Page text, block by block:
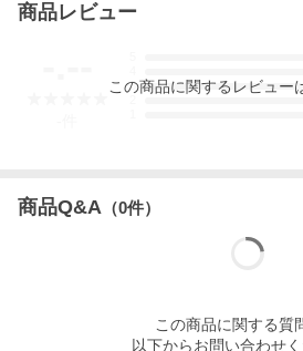
商品レビュー
3
この商品に関するレビュー
商品Q&A （0件）
この商品に関する質
以下からお問い合わせく